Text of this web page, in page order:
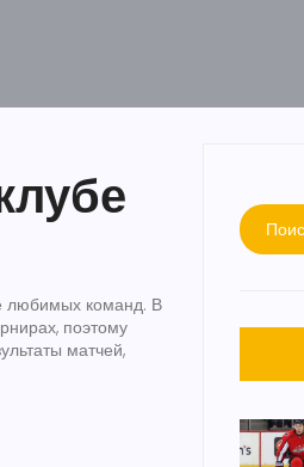
любимых команд. В
поэтому
матчей,